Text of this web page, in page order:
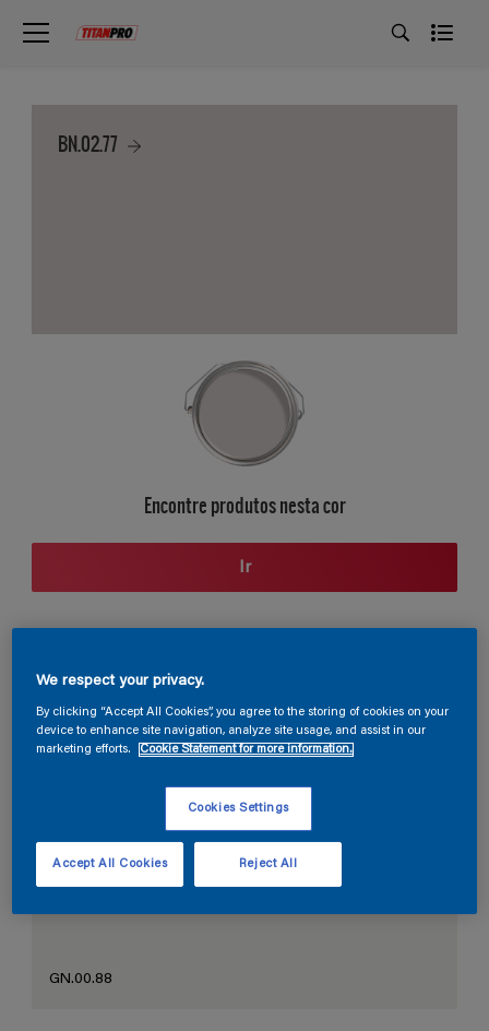
BN.02.77
Encontre produtos nesta cor
Ir
Seção de cores
GN.00.88
We respect your privacy.
By clicking “Accept All Cookies”, you agree to the storing of cookies on your
device to enhance site navigation, analyze site usage, and assist in our
marketing efforts.
Cookie Statement for more information.
Cookies Settings
Reject All
Accept All Cookies